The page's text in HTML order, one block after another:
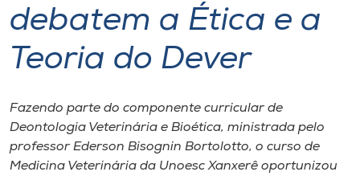
Atendimento ao Estudante
Portal de Ensino
A
debatem a Ética e a
Teoria do Dever
Fazendo parte do componente curricular de
Deontologia Veterinária e Bioética, ministrada pelo
professor Ederson Bisognin Bortolotto, o curso de
Medicina Veterinária da Unoesc Xanxerê oportunizou